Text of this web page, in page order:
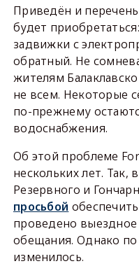
Приведён и
будет
задвижки с
обратный. Не
жителям
не всем. Некоторые
по-прежнему
водоснабжения.
Об этой проблеме
нескольких лет. Так,
Резервного и
просьбой
проведено выездное
обещания. Однако по
изменилось.